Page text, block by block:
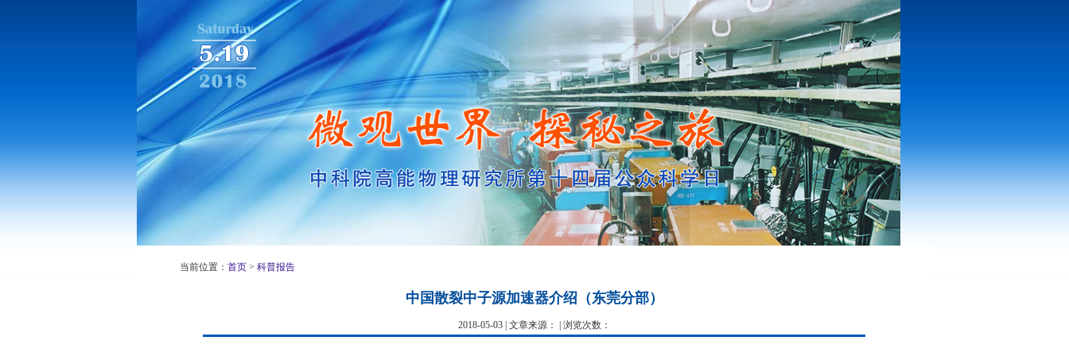
当前位置： 首页 > 科普报告
中国散裂中子源加速器介绍（东莞分部）
2018-05-03 | 文章来源： | 浏览次数：